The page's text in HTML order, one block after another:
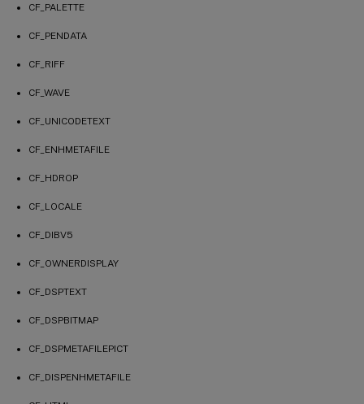
CF_PALETTE
CF_PENDATA
CF_RIFF
CF_WAVE
CF_UNICODETEXT
CF_ENHMETAFILE
CF_HDROP
CF_LOCALE
CF_DIBV5
CF_OWNERDISPLAY
CF_DSPTEXT
CF_DSPBITMAP
CF_DSPMETAFILEPICT
CF_DISPENHMETAFILE